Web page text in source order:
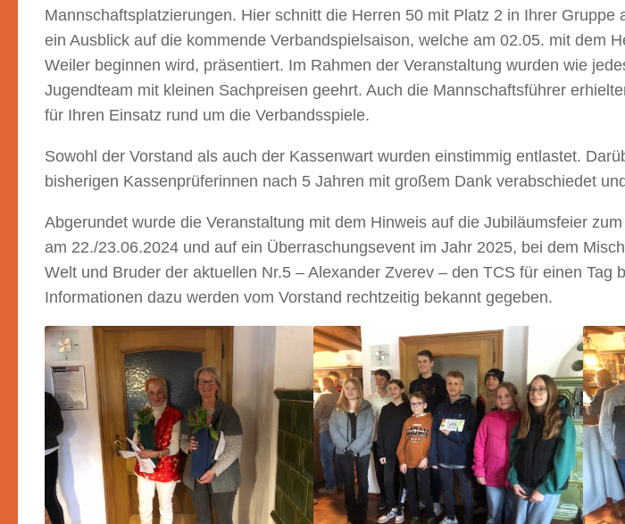
Mannschaftsplatzierungen. Hier schnitt die Herren 50 mit Platz 2 in Ihrer Gruppe
ein Ausblick auf die kommende Verbandspielsaison, welche am 02.05. mit dem
Weiler beginnen wird, präsentiert. Im Rahmen der Veranstaltung wurden wie
Jugendteam mit kleinen Sachpreisen geehrt. Auch die Mannschaftsführer
für Ihren Einsatz rund um die Verbandsspiele.
Sowohl der Vorstand als auch der Kassenwart wurden einstimmig entlastet.
bisherigen Kassenprüferinnen nach 5 Jahren mit großem Dank verabschiedet
Abgerundet wurde die Veranstaltung mit dem Hinweis auf die Jubiläumsfeier
am 22./23.06.2024 und auf ein Überraschungsevent im Jahr 2025, bei dem
Welt und Bruder der aktuellen Nr.5 – Alexander Zverev – den TCS für einen Tag
Informationen dazu werden vom Vorstand rechtzeitig bekannt gegeben.